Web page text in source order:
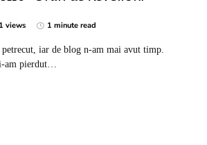
views 1 minute read
iar de blog n-am mai avut timp.
am pierdut…